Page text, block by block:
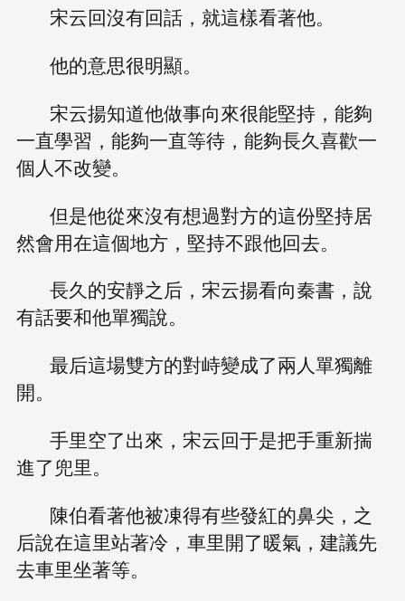
宋云回沒有回話，就這樣看著他。
他的意思很明顯。
宋云揚知道他做事向來很能堅持，能夠
一直學習，能夠一直等待，能夠長久喜歡一
個人不改變。
但是他從來沒有想過對方的這份堅持居
然會用在這個地方，堅持不跟他回去。
長久的安靜之后，宋云揚看向秦書，說
有話要和他單獨說。
最后這場雙方的對峙變成了兩人單獨離
開。
手里空了出來，宋云回于是把手重新揣
進了兜里。
陳伯看著他被凍得有些發紅的鼻尖，之
后說在這里站著冷，車里開了暖氣，建議先
去車里坐著等。